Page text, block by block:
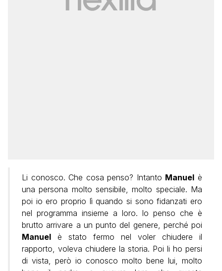
Li conosco. Che cosa penso? Intanto Manuel è
una persona molto sensibile, molto speciale. Ma
poi io ero proprio lì quando si sono fidanzati ero
nel programma insieme a loro. Io penso che è
brutto arrivare a un punto del genere, perché poi
Manuel è stato fermo nel voler chiudere il
rapporto, voleva chiudere la storia. Poi li ho persi
di vista, però io conosco molto bene lui, molto